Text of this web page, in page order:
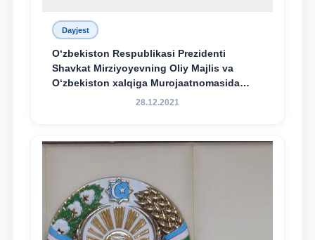
Dayjest
O‘zbekiston Respublikasi Prezidenti
Shavkat Mirziyoyevning Oliy Majlis va
O‘zbekiston xalqiga Murojaatnomasida
belgilangan vazifalar mazmun-mohiyatini
dayjesti
28.12.2021